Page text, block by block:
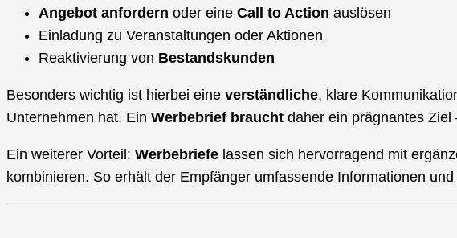
Angebot anfordern oder eine Call to Action auslösen
Einladung zu Veranstaltungen oder Aktionen
Reaktivierung von Bestandskunden
Besonders wichtig ist hierbei eine verständliche, klare
Unternehmen hat. Ein Werbebrief braucht daher ein prägnantes Ziel
Ein weiterer Vorteil: Werbebriefe lassen sich hervorragend mit
kombinieren. So erhält der Empfänger umfassende Informationen